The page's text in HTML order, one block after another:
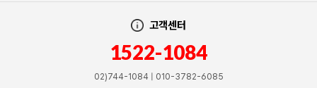
고객센터
1522-1084
02)744-1084 | 010-3782-6085